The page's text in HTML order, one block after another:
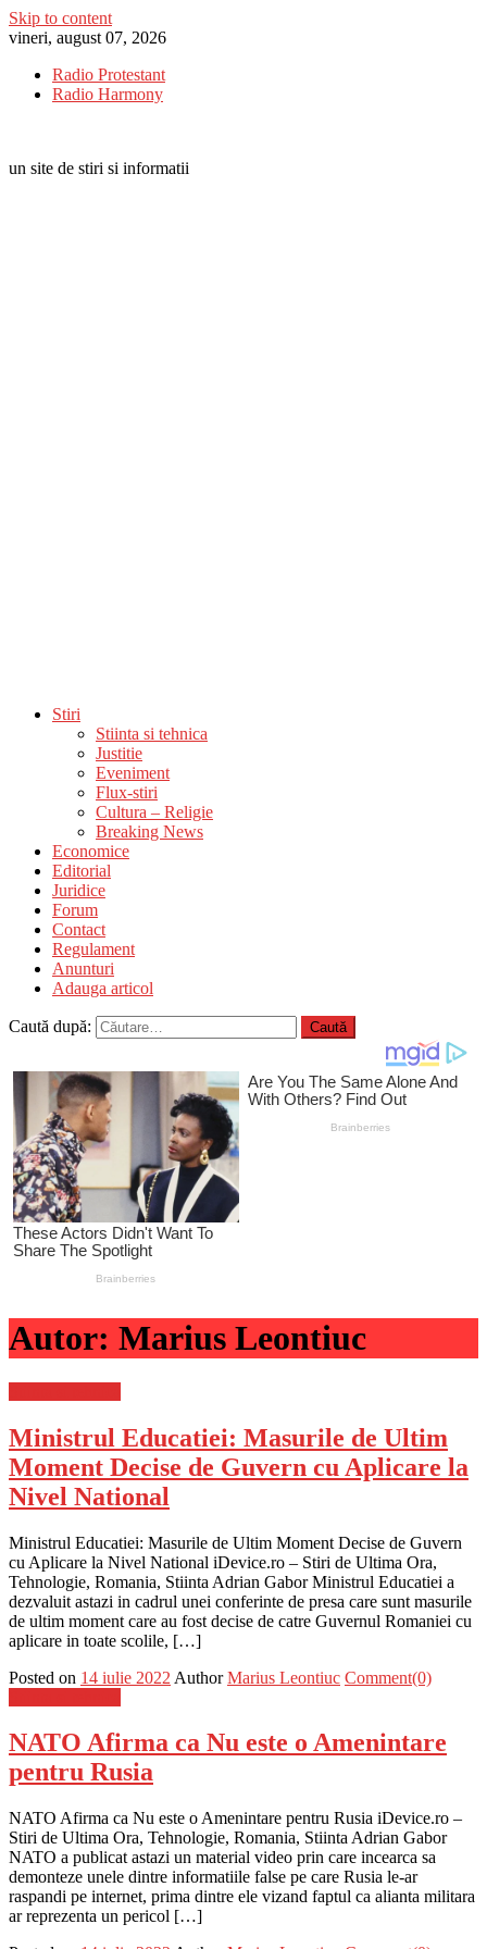
Skip to content
vineri, august 07, 2026
Radio Protestant
Radio Harmony
un site de stiri si informatii
Stiri
Stiinta si tehnica
Justitie
Eveniment
Flux-stiri
Cultura – Religie
Breaking News
Economice
Editorial
Juridice
Forum
Contact
Regulament
Anunturi
Adauga articol
Caută după:
Autor: Marius Leontiuc
Ministrul Educatiei: Masurile de Ultim
Moment Decise de Guvern cu Aplicare la
Nivel National
Ministrul Educatiei: Masurile de Ultim Moment Decise de Guvern
cu Aplicare la Nivel National iDevice.ro – Stiri de Ultima Ora,
Tehnologie, Romania, Stiinta Adrian Gabor Ministrul Educatiei a
dezvaluit astazi in cadrul unei conferinte de presa care sunt masurile
de ultim moment care au fost decise de catre Guvernul Romaniei cu
aplicare in toate scolile, […]
Posted on 14 iulie 2022 Author Marius Leontiuc Comment(0)
NATO Afirma ca Nu este o Amenintare
pentru Rusia
NATO Afirma ca Nu este o Amenintare pentru Rusia iDevice.ro –
Stiri de Ultima Ora, Tehnologie, Romania, Stiinta Adrian Gabor
NATO a publicat astazi un material video prin care incearca sa
demonteze unele dintre informatiile false pe care Rusia le-ar
raspandi pe internet, prima dintre ele vizand faptul ca alianta militara
ar reprezenta un pericol […]